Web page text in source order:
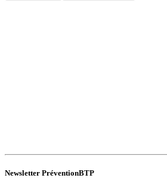
Newsletter PréventionBTP